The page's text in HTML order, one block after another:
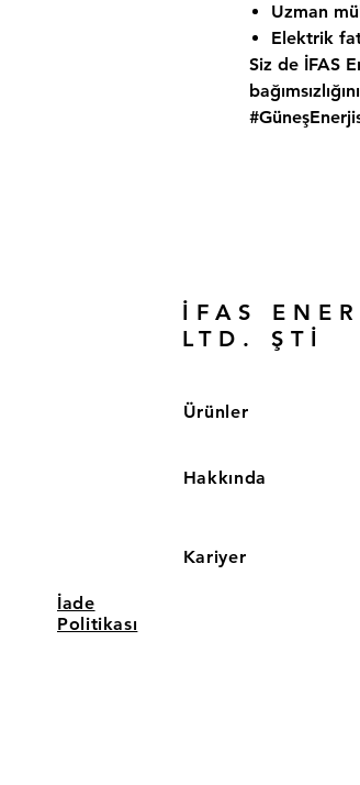
Uzman
Elektrik
Siz de İFAS
İade
Politikası
İFAS
LTD. ŞTİ
Ürünler
Hakkında
Kariyer